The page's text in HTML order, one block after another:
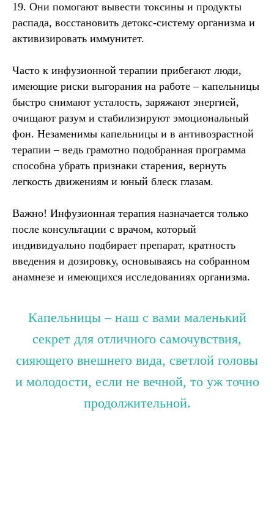
19. Они помогают вывести токсины и продукты
распада, восстановить детокс-систему организма и
активизировать иммунитет.
Часто к инфузионной терапии прибегают люди,
имеющие риски выгорания на работе – капельницы
быстро снимают усталость, заряжают энергией,
очищают разум и стабилизируют эмоциональный
фон. Незаменимы капельницы и в антивозрастной
терапии – ведь грамотно подобранная программа
способна убрать признаки старения, вернуть
легкость движениям и юный блеск глазам.
Важно! Инфузионная терапия назначается только
после консультации с врачом, который
индивидуально подбирает препарат, кратность
введения и дозировку, основываясь на собранном
анамнезе и имеющихся исследованиях организма.
Капельницы – наш с вами маленький
секрет для отличного самочувствия,
сияющего внешнего вида, светлой головы
и молодости, если не вечной, то уж точно
продолжительной.